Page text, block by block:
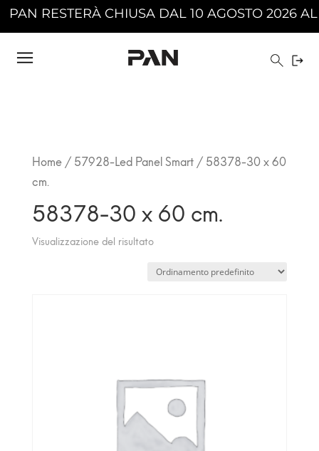
RESTERÀ CHIUSA DAL 10 AGOSTO 2026 AL
Home/ 57928-Led Panel Smart/ 58378-30 x 60
cm.
58378-30 x 60 cm.
Visualizzazione del risultato